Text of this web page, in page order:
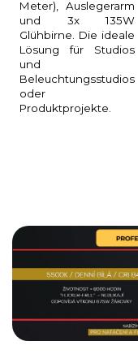
Meter), Auslegerarm
und 3x 135W
Glühbirne. Die ideale
Lösung für Studios
und
Beleuchtungsstudios
oder
Produktprojekte.